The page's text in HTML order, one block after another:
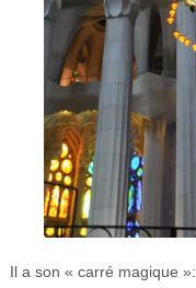
Il a son « carré magique »: